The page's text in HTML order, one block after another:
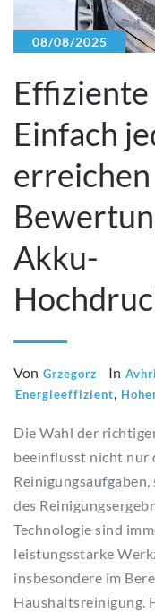
08/08/2025
Effiziente
Einfach
Akku-
Von Grzegorz In
Energieeffizient,
Die Wahl der
beeinflusst nicht nur
des
Technologie sind
leistungsstarke
insbesondere im
Haushaltsreinigung.